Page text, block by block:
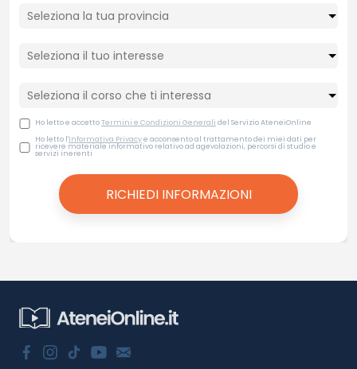
Ho letto e accettoTermini e Condizioni Generali del Servizio AteneiOnline
Ho letto l'Informativa Privacye acconsento al trattamento dei miei dati per
ricevere materiale informativo relativo ad agevolazioni, percorsi di studio e
servizi inerenti